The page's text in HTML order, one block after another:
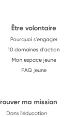
Être volontaire
Pourquoi s'engager
10 domaines d'action
Mon espace jeune
FAQ jeune
ma mission
Dans l'éducation